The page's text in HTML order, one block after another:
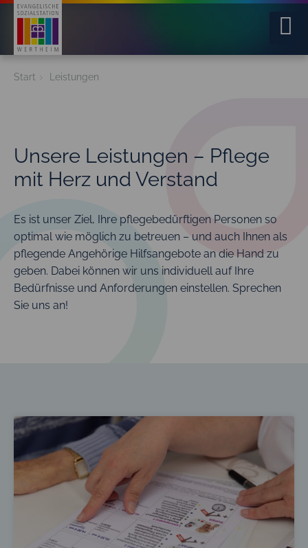
Home
Jobs
Service
Kontakt
Start Leistungen
Unsere Leistungen – Pflege
mit Herz und Verstand
Es ist unser Ziel, Ihre pflegebedürftigen Personen so
optimal wie möglich zu betreuen – und auch Ihnen als
pflegende Angehörige Hilfsangebote an die Hand zu
geben. Dabei können wir uns individuell auf Ihre
Bedürfnisse und Anforderungen einstellen. Sprechen
Sie uns an!